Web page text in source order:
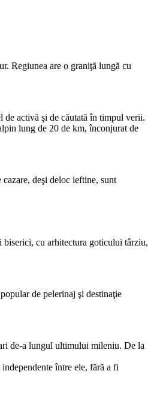
Regiunea are o graniţă lungă cu
activă şi de căutată în timpul verii.
lung de 20 de km, înconjurat de
deşi deloc ieftine, sunt
biserici, cu arhitectura goticului târziu,
de pelerinaj şi destinaţie
de-a lungul ultimului mileniu. De la
între ele, fără a fi